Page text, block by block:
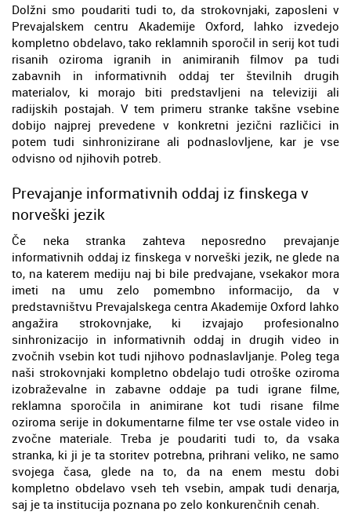
Dolžni smo poudariti tudi to, da strokovnjaki, zaposleni v
Prevajalskem centru Akademije Oxford, lahko izvedejo
kompletno obdelavo, tako reklamnih sporočil in serij kot tudi
risanih oziroma igranih in animiranih filmov pa tudi
zabavnih in informativnih oddaj ter številnih drugih
materialov, ki morajo biti predstavljeni na televiziji ali
radijskih postajah. V tem primeru stranke takšne vsebine
dobijo najprej prevedene v konkretni jezični različici in
potem tudi sinhronizirane ali podnaslovljene, kar je vse
odvisno od njihovih potreb.
Prevajanje informativnih oddaj iz finskega v
norveški jezik
Če neka stranka zahteva neposredno prevajanje
informativnih oddaj iz finskega v norveški jezik, ne glede na
to, na katerem mediju naj bi bile predvajane, vsekakor mora
imeti na umu zelo pomembno informacijo, da v
predstavništvu Prevajalskega centra Akademije Oxford lahko
angažira strokovnjake, ki izvajajo profesionalno
sinhronizacijo in informativnih oddaj in drugih video in
zvočnih vsebin kot tudi njihovo podnaslavljanje. Poleg tega
naši strokovnjaki kompletno obdelajo tudi otroške oziroma
izobraževalne in zabavne oddaje pa tudi igrane filme,
reklamna sporočila in animirane kot tudi risane filme
oziroma serije in dokumentarne filme ter vse ostale video in
zvočne materiale. Treba je poudariti tudi to, da vsaka
stranka, ki ji je ta storitev potrebna, prihrani veliko, ne samo
svojega časa, glede na to, da na enem mestu dobi
kompletno obdelavo vseh teh vsebin, ampak tudi denarja,
saj je ta institucija poznana po zelo konkurenčnih cenah.